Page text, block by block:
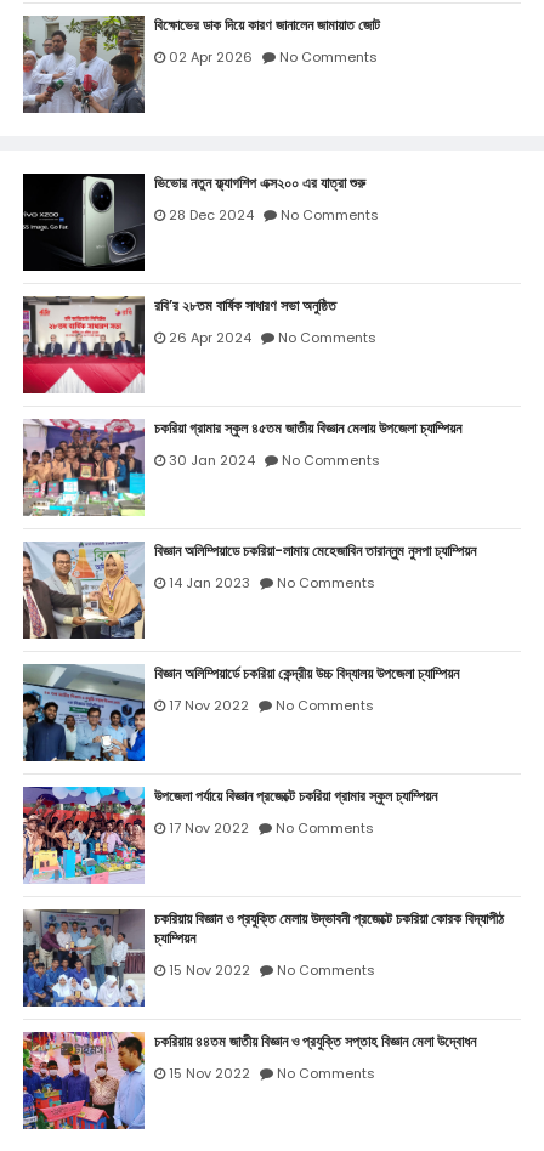
বিক্ষোভের ডাক দিয়ে কারণ জানালেন জামায়াত জোট
02 Apr 2026 No Comments
ভিভোর নতুন ফ্ল্যাগশিপ এক্স২০০ এর যাত্রা শুরু
28 Dec 2024 No Comments
রবি’র ২৮তম বার্ষিক সাধারণ সভা অনুষ্ঠিত
26 Apr 2024 No Comments
চকরিয়া গ্রামার স্কুল ৪৫তম জাতীয় বিজ্ঞান মেলায় উপজেলা চ্যাম্পিয়ন
30 Jan 2024 No Comments
বিজ্ঞান অলিম্পিয়াডে চকরিয়া-লামায় মেহেজাবিন তারান্নুম নুসপা চ্যাম্পিয়ন
14 Jan 2023 No Comments
বিজ্ঞান অলিম্পিয়ার্ডে চকরিয়া কেন্দ্রীয় উচ্চ বিদ্যালয় উপজেলা চ্যাম্পিয়ন
17 Nov 2022 No Comments
উপজেলা পর্যায়ে বিজ্ঞান প্রজেক্টে চকরিয়া গ্রামার স্কুল চ্যাম্পিয়ন
17 Nov 2022 No Comments
চকরিয়ায় বিজ্ঞান ও প্রযুক্তি মেলায় উদ্ভাবনী প্রজেক্টে চকরিয়া কোরক বিদ্যাপীঠ
চ্যাম্পিয়ন
15 Nov 2022 No Comments
চকরিয়ায় ৪৪তম জাতীয় বিজ্ঞান ও প্রযুক্তি সপ্তাহ বিজ্ঞান মেলা উদ্বোধন
15 Nov 2022 No Comments